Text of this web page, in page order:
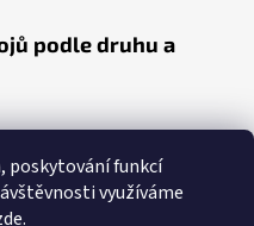
poskytování funkcí
využíváme
.
podle druhu a
AED